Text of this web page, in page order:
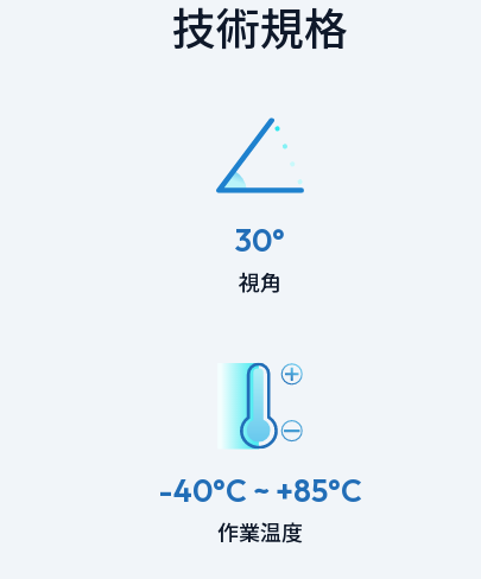
技術規格
30°
視角
-40°C ~ +85°C
作業温度